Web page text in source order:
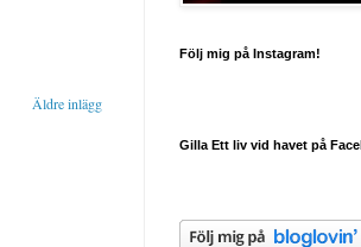
Äldre inlägg
Följ mig på Instagram!
Gilla Ett liv vid havet på